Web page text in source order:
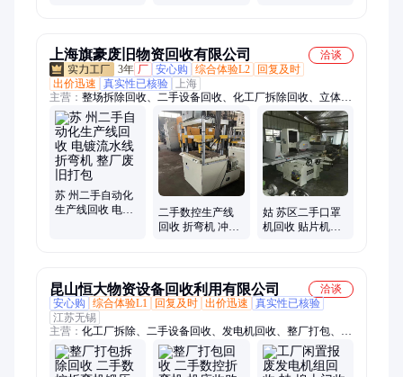
上海旗豪废旧物资回收有限公司
洽谈
3年 厂 安心购 综合体验L2
回复及时
出价迅速
真实性已核验
上海
主营： 整场拆除回收、二手设备回收、化工厂拆除回收、立体车
库回收、ABB机器人回收、电线电缆回收、反应釜回收、注塑机
回收、加工中心回收、数控车床回收、变压器回收、锅炉回收、
中央空调回收、制冷设备回收、废旧金属回收、机械车库回收、
净化车间拆除回收、废铜回收、机密文件销毁、冷水机组回收、
冷库板拆除回收、废旧变压器回收、二手机床回收、黄铜回收
苏 州二手自动化
生产线回收 电镀
二手数控生产线
回收 折弯机 冲床
姑 苏区二手口罩
机回收 贴片机流
昆山恒大物资设备回收利用有限公司
洽谈
安心购
综合体验L1 回复及时 出价迅速
真实性已核验
江苏无锡
主营： 化工厂拆除、二手设备回收、发电机回收、整厂打包、空
压机回收、加工中心回收、机械车位回收、钢结构拆除、锅炉回
收、注塑机回收、化工设备回收、整厂拆除、化肥厂拆除、电镀